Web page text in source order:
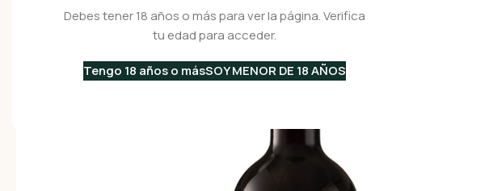
Debes tener 18 años o más para ver la página. Verifica
tu edad para acceder.
Tengo 18 años o másSOY MENOR DE 18 AÑOS